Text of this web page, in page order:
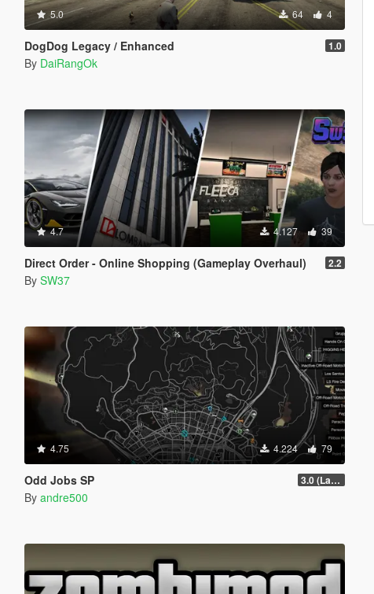
5.0 64 4
DogDog Legacy / Enhanced 1.0
By DaiRangOk
4.7 4.127 39
Direct Order - Online Shopping (Gameplay Overhaul) 2.2
By SW37
4.75 4.224 79
Odd Jobs SP 3.0 (Latest Jobs Update)
By andre500